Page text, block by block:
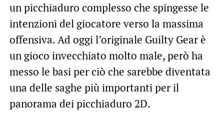
un picchiaduro complesso che spingesse le
intenzioni del giocatore verso la massima
offensiva. Ad oggi l’originale Guilty Gear è
un gioco invecchiato molto male, però ha
messo le basi per ciò che sarebbe diventata
una delle saghe più importanti per il
panorama dei picchiaduro 2D.